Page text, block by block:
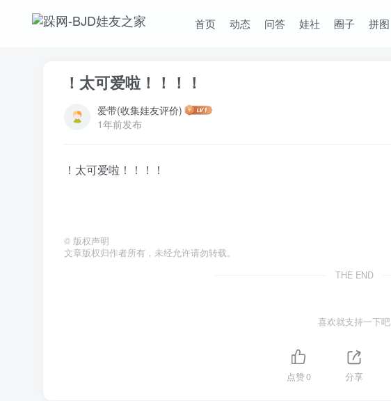
首页 动态 问答 娃社 圈子 拼图
！太可爱啦！！！！
爱带(收集娃友评价)
1年前发布
！太可爱啦！！！！
© 版权声明
文章版权归作者所有，未经允许请勿转载。
THE END
喜欢就支持一下吧
点赞0 分享